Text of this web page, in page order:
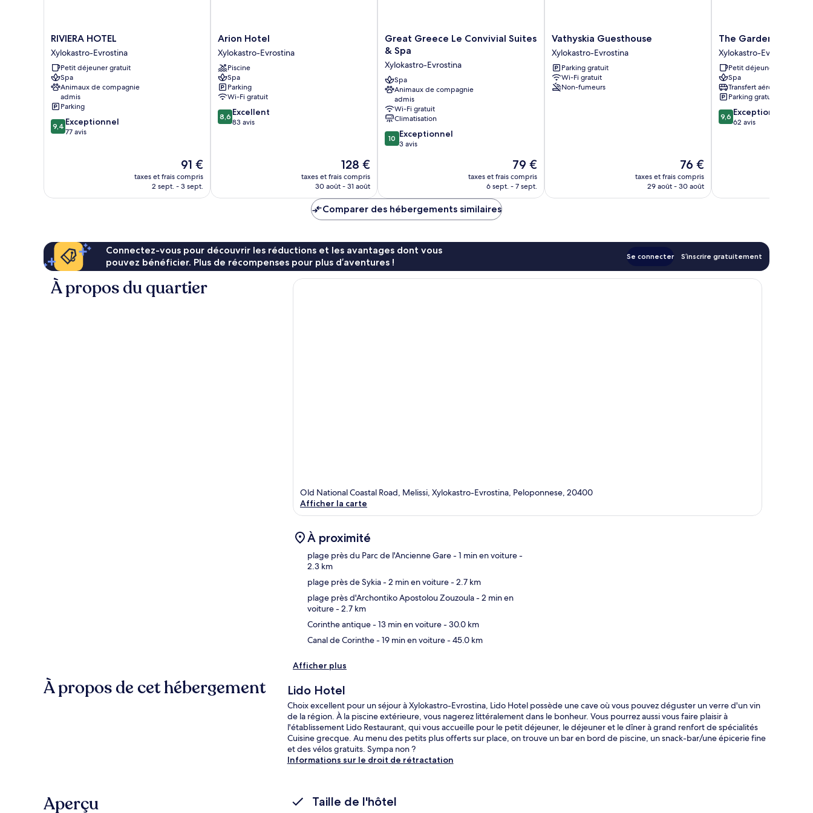
RIVIERA
HOTEL
Xylokastro-
Evrostina
RIVIERA HOTEL
Xylokastro-Evrostina
Petit déjeuner gratuit
Spa
Animaux de compagnie
admis
Parking
9.4
sur
9,4 Exceptionnel
77 avis
Le
nouveau
prix
91 €
taxes et frais compris
2 sept. - 3 sept.
Arion
Hotel
Xylokastro-
Evrostina
Arion Hotel
Xylokastro-Evrostina
Piscine
Spa
Parking
Wi-Fi gratuit
8.6
sur
8,6 Excellent
83 avis
Le
nouveau
prix
de
128 €
128 €
taxes et frais compris
30 août - 31 août
Great
Greece
Convivial
Suites
&
Spa
Xylokastro-
Evrostina
Great Greece Le Convivial Suites
& Spa
Xylokastro-Evrostina
Spa
Animaux de compagnie
admis
Wi-Fi gratuit
Climatisation
10.0
sur
10 Exceptionnel
3 avis
Le
nouveau
prix
79 €
taxes et frais compris
6 sept. - 7 sept.
Vathyskia
Guesthouse
Xylokastro-
Evrostina
Vathyskia Guesthouse
Xylokastro-Evrostina
Parking gratuit
Wi-Fi gratuit
Non-fumeurs
Le
nouveau
prix
76 €
taxes et frais compris
29 août - 30 août
The
Gardens
Gallery
Hotel
Xylokastro-
Evrostina
The Gardens
Xylokastro-Evrostina
Petit déjeuner gratuit
Spa
Transfert aéroport
Parking gratuit
9.6
sur
9,6 Exceptionnel
62 avis
Comparer des hébergements similaires
Connectez-vous pour découvrir les réductions et les avantages dont vous
pouvez bénéficier. Plus de récompenses pour plus d’aventures !
Se connecter S’inscrire gratuitement
À propos du quartier
Old National Coastal Road, Melissi, Xylokastro-Evrostina, Peloponnese, 20400
Afficher la carte
À proximité
plage près du Parc de l'Ancienne Gare- 1 min en voiture-
2.3 km
plage près de Sykia- 2 min en voiture- 2.7 km
plage près d'Archontiko Apostolou Zouzoula- 2 min en
voiture- 2.7 km
Corinthe antique- 13 min en voiture- 30.0 km
Canal de Corinthe- 19 min en voiture- 45.0 km
Afficher plus
À propos de cet hébergement Lido Hotel
Choix excellent pour un séjour à Xylokastro-Evrostina, Lido Hotel possède une cave où vous pouvez déguster un verre d'un vin
de la région. À la piscine extérieure, vous nagerez littéralement dans le bonheur. Vous pourrez aussi vous faire plaisir à
l'établissement Lido Restaurant, qui vous accueille pour le petit déjeuner, le déjeuner et le dîner à grand renfort de spécialités
Cuisine grecque. Au menu des petits plus offerts sur place, on trouve un bar en bord de piscine, un snack-bar/une épicerie fine
et des vélos gratuits. Sympa non ?
Informations sur le droit de rétractation
Aperçu Taille de l'hôtel